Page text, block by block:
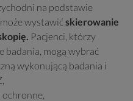
na podstawie
wystawićskierowanie
Pacjenci, którzy
badania, mogą wybrać
wykonującą badania i
ochronne,